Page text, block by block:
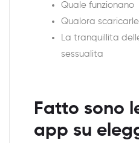
Quale funzionano
Qualora scaricarle
La tranquillita
sessualita
Fatto sono
app su